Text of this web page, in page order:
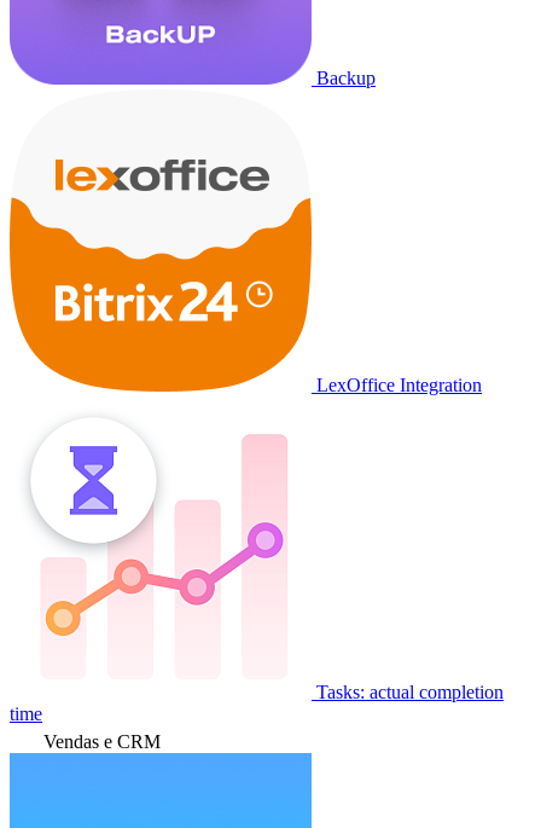
Backup
LexOffice Integration
Tasks: actual completion
time
Vendas e CRM